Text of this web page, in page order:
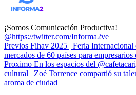
¡Somos Comunicación Productiva!
@https://twitter.com/Informa2ve
Previos Fihav 2025 | Feria
mercados de 60 países para
Proximo En los espacios del
cultural | Zoé Torrence compartió su
aroma de ciudad